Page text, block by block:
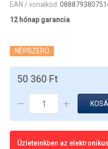
EAN / vonalkód:
12 hónap garancia
NÉPSZERŰ
50 360 Ft
Üzleteinkben az